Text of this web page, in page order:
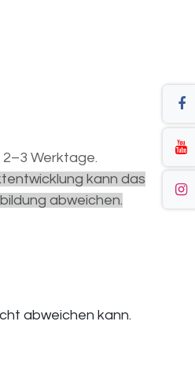
Werktage.
kann das
abweichen.
abweichen kann.